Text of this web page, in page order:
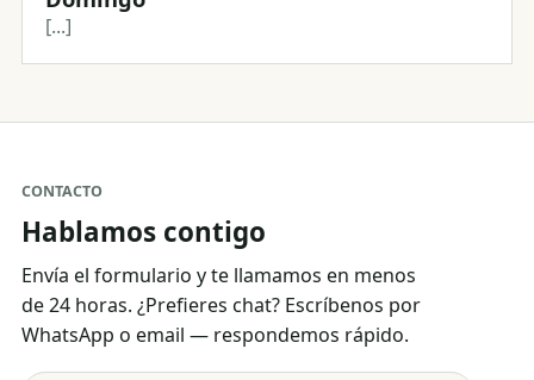
[...]
CONTACTO
Hablamos contigo
Envía el formulario y te llamamos en menos
de 24 horas. ¿Prefieres chat? Escríbenos por
WhatsApp o email — respondemos rápido.